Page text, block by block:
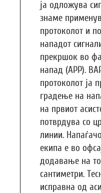
ја одложува
знаме
протоколот и
нападот
прекршок во
напад (APP).
протоколот ја
градење на
на првиот
потврдува со
линии.
екипа е во
додавање на
сантиметри.
исправна од